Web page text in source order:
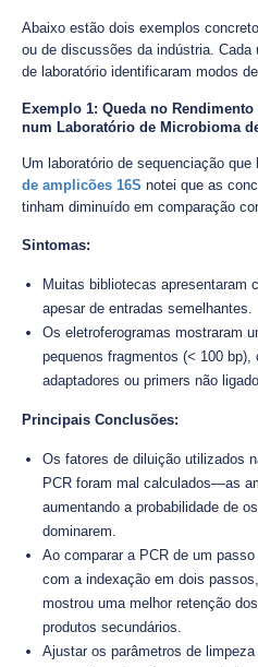
Abaixo estão dois exemplos
ou de discussões da indústria.
de laboratório identificaram modos
Exemplo 1: Queda no
num Laboratório de Microbioma
Um laboratório de sequenciação
de amplicões 16S notei que as
tinham diminuído em comparação
Sintomas:
Muitas bibliotecas apresentaram
apesar de entradas semelhantes.
Os eletroferogramas mostraram
pequenos fragmentos (< 100
adaptadores ou primers não
Principais Conclusões:
Os fatores de diluição utilizados
PCR foram mal calculados—as
aumentando a probabilidade de
dominarem.
Ao comparar a PCR de um
com a indexação em dois
mostrou uma melhor retenção
produtos secundários.
Ajustar os parâmetros de